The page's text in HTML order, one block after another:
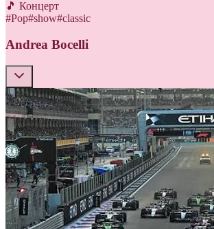
🎵 Концерт
#Pop#show#classic
Andrea Bocelli